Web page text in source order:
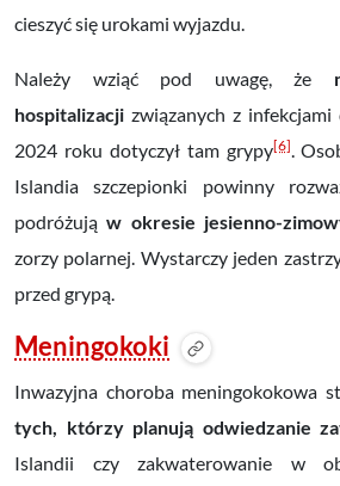
cieszyć się urokami wyjazdu.
Należy wziąć pod uwagę, że
hospitalizacji związanych z
2024 roku dotyczył tam grypy[6] .
Islandia szczepionki powinny
podróżująw okresie jesienno-
zorzy polarnej. Wystarczy jeden
przed grypą.
Meningokoki
Inwazyjna choroba meningokokowa
tych, którzy planują odwiedzanie
Islandii czy zakwaterowanie w